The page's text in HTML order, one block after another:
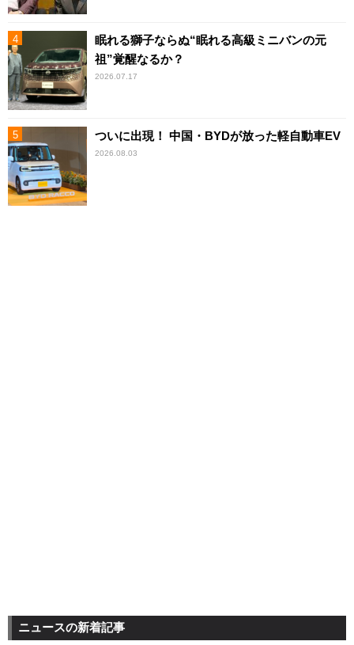
眠れる獅子ならぬ“眠れる高級ミニバンの元
祖”覚醒なるか？
2026.07.17
ついに出現！ 中国・BYDが放った軽自動車EV
2026.08.03
ニュースの新着記事